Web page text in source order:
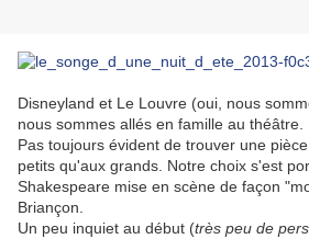
Disneyland et Le Louvre (oui, nous
nous sommes allés en famille au théâtre.
Pas toujours évident de trouver une
petits qu'aux grands. Notre choix s'est
Shakespeare mise en scène de façon
Briançon.
Un peu inquiet au début (très peu de